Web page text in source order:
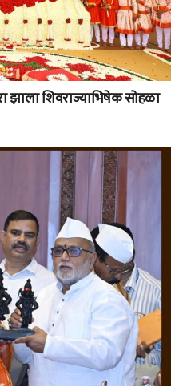
झाला शिवराज्याभिषेक सोहळा